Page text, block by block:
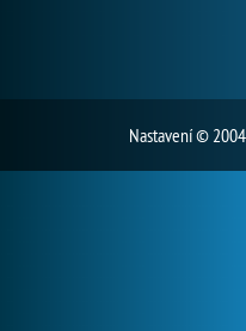
Nastavení© 2004